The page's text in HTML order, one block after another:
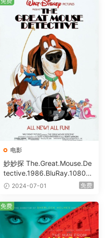
电影
妙妙探 The.Great.Mouse.De
tective.1986.BluRay.1080p.
AVC.DTS-HD.MA.5.1-HDHo
2024-07-01 免费
免费